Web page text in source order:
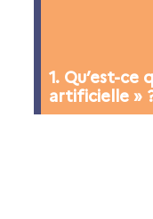
1. Qu’est-ce
artificielle »